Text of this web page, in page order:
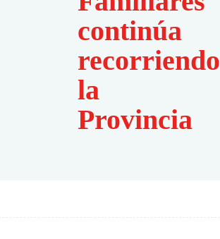
continúa
recorriendo
la
Provincia